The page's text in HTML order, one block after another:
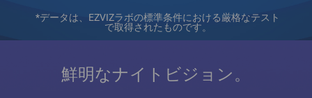
*データは、EZVIZラボの標準条件における厳格なテスト
で取得されたものです。
鮮明なナイトビジョン。